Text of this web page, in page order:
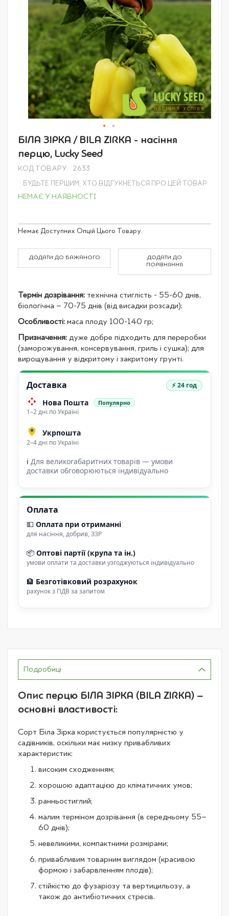
Перейти
початку
галереї
БІЛА ЗІРКА / BILA ZIRKA - насіння
перцю, Lucky Seed
КОД ТОВАРУ 2633
БУДЬТЕ ПЕРШИМ, ХТО ВІДГУКНЕТЬСЯ ПРО ЦЕЙ ТОВАР
НЕМАЄ У НАЯВНОСТІ
Grouped
product
Немає Доступних Опцій Цього Товару.
ДОДАТИ ДО БАЖАНОГО
ДОДАТИ ДО
ПОРІВНЯННЯ
Термін дозрівання: технічна стиглість - 55-60 днів,
біологічна – 70-75 днів (від висадки розсади);
Особливості: маса плоду 100-140 гр;
Призначення: дуже добре підходить для переробки
(заморожування, консервування, гриль і сушка); для
вирощування у відкритому і закритому грунті.
Доставка ⚡ 24 год
Нова Пошта Популярно
1–2 дні по Україні
Укрпошта
2–4 дні по Україні
ℹ Для великогабаритних товарів — умови
доставки обговорюються індивідуально
Оплата
💵 Оплата при отриманні
для насіння, добрив, ЗЗР
📦 Оптові партії (крупа та ін.)
умови оплати та доставки узгоджуються індивідуально
🏦 Безготівковий розрахунок
рахунок з ПДВ за запитом
Подробиці
Опис перцю БІЛА ЗІРКА (BILA ZIRKA) –
основні властивості:
Сорт Біла Зірка користується популярністю у
садівників, оскільки має низку привабливих
характеристик:
високим сходженням;
хорошою адаптацією до кліматичних умов;
ранньостиглий;
малим терміном дозрівання (в середньому 55–
60 днів);
невеликими, компактними розмірами;
привабливим товарним виглядом (красивою
формою і забарвленням плодів);
стійкістю до фузаріозу та вертицильозу, а
також до антибіотичних стресів.